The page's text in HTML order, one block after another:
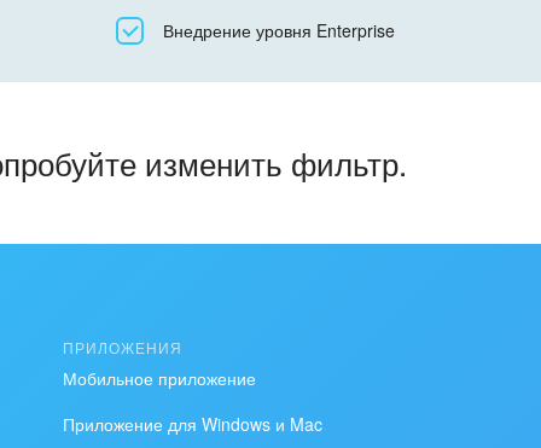
ВсеВнедрение уровня Enterprise
изменить фильтр.
ПРИЛОЖЕНИЯ
Мобильное приложение
Приложение для Windows и Mac